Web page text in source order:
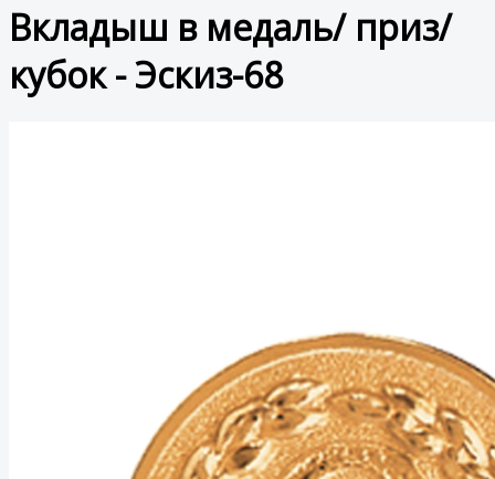
Вкладыш в медаль/ приз/
кубок - Эскиз-68